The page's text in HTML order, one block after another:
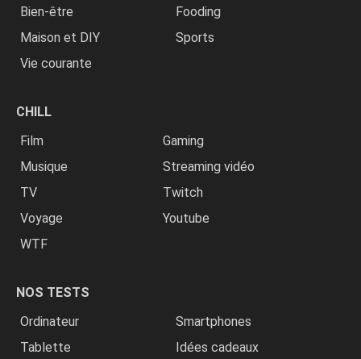
Bien-être
Fooding
Maison et DIY
Sports
Vie courante
CHILL
Film
Gaming
Musique
Streaming vidéo
TV
Twitch
Voyage
Youtube
WTF
NOS TESTS
Ordinateur
Smartphones
Tablette
Idées cadeaux